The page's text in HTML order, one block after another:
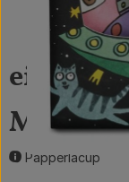
Süßes &
Haushalt
Der Betrieb
Brodowin
einhorn
M
Papperlacup